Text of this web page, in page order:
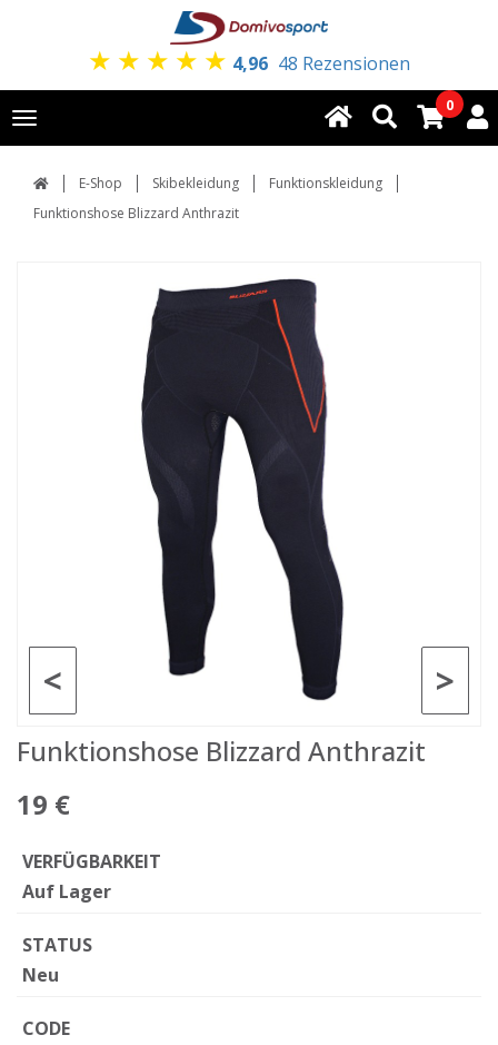
★ ★ ★ ★ ★ 4,96 48 Rezensionen
Toggle
navigation
0
E-Shop Skibekleidung
Funktionskleidung
Funktionshose Blizzard Anthrazit
>
<
Funktionshose Blizzard Anthrazit
19 €
VERFÜGBARKEIT
Auf Lager
STATUS
Neu
CODE